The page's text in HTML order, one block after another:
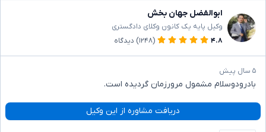
ابوالفضل جهان بخش
وکیل پایه یک کانون وکلای دادگستری
۴.۸
(۱۲۴۸) دیدگاه
۵ سال پیش
بادرودوسلام مشمول مرورزمان گردیده است.
دریافت مشاوره از این وکیل